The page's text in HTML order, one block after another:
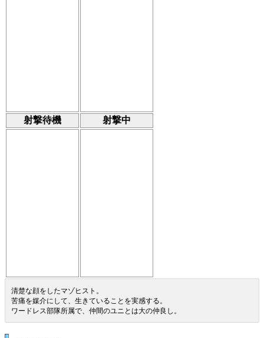
射撃待機 射撃中
清楚な顔をしたマゾヒスト。
苦痛を媒介にして、生きていることを実感する。
ワードレス部隊所属で、仲間のユニとは大の仲良し。